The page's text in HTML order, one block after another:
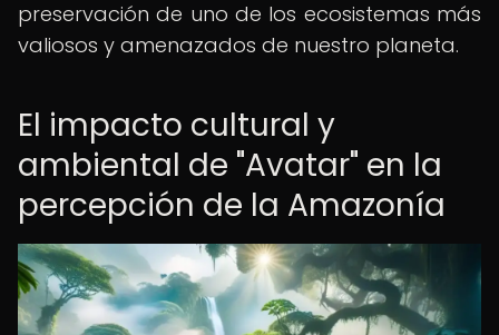
preservación de uno de los ecosistemas más
valiosos y amenazados de nuestro planeta.
El impacto cultural y
ambiental de "Avatar" en la
percepción de la Amazonía